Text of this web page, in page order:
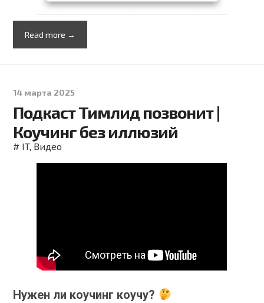
Read more →
14 марта 2025
Подкаст Тимлид позвонит |
Коучинг без иллюзий
# IT, Видео
Нужен ли коучинг коучу?